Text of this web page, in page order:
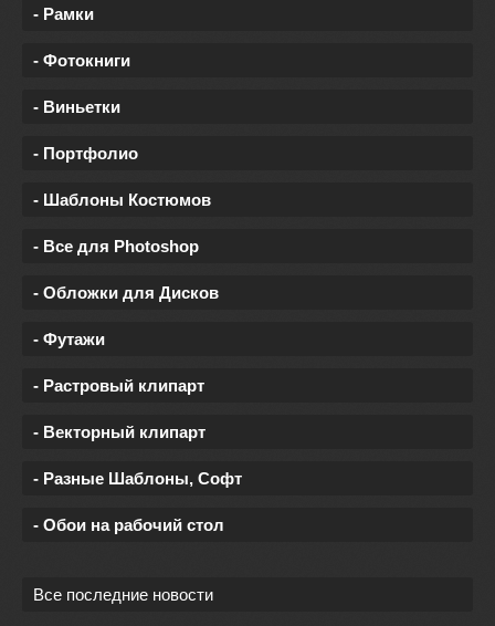
- Рамки
- Фотокниги
- Виньетки
- Портфолио
- Шаблоны Костюмов
- Все для Photoshop
- Обложки для Дисков
- Футажи
- Растровый клипарт
- Векторный клипарт
- Разные Шаблоны, Софт
- Обои на рабочий стол
Все последние новости